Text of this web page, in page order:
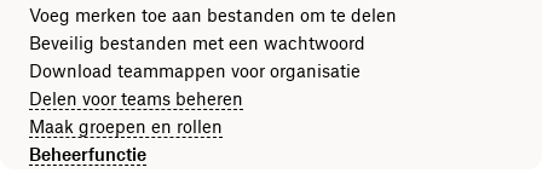
Voeg merken toe aan bestanden om te delen
Beveilig bestanden met een wachtwoord
Download teammappen voor organisatie
Delen voor teams beheren
Maak groepen en rollen
Beheerfunctie